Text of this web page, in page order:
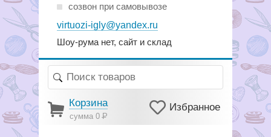
созвон при самовывозе
virtuozi-igly@yandex.ru
Шоу-рума нет, сайт и склад
Корзина
сумма 0Р
Избранное